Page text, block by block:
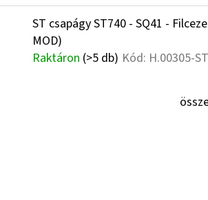
ST csapágy ST740 - SQ41 -
MOD)
Raktáron (>5 db) Kód: H.00305-